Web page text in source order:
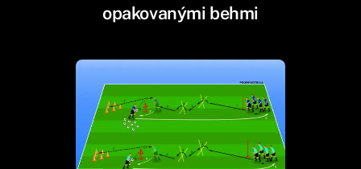
opakovanými behmi